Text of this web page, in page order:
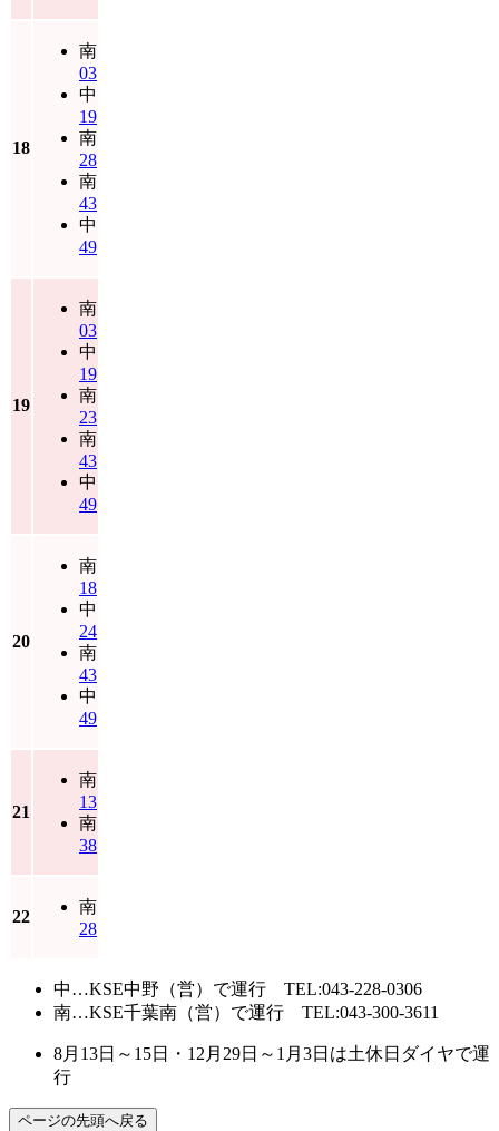
18
南
03
中
19
南
28
南
43
中
49
19
南
03
中
19
南
23
南
43
中
49
20
南
18
中
24
南
43
中
49
21
南
13
南
38
22
南
28
中…KSE中野（営）で運行 TEL:043-228-0306
南…KSE千葉南（営）で運行 TEL:043-300-3611
8月13日～15日・12月29日～1月3日は土休日ダイヤで運
行
ページの先頭へ戻る